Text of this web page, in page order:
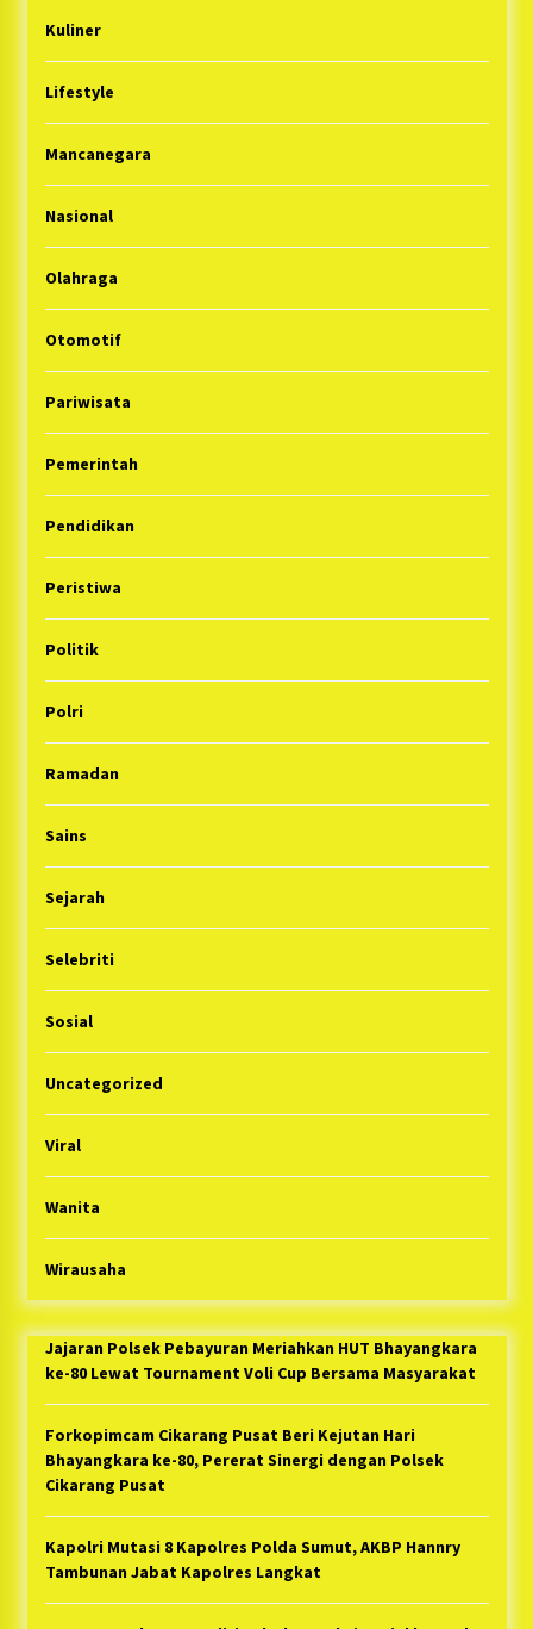
Kuliner
Lifestyle
Mancanegara
Nasional
Olahraga
Otomotif
Pariwisata
Pemerintah
Pendidikan
Peristiwa
Politik
Polri
Ramadan
Sains
Sejarah
Selebriti
Sosial
Uncategorized
Viral
Wanita
Wirausaha
Jajaran Polsek Pebayuran Meriahkan HUT Bhayangkara
ke-80 Lewat Tournament Voli Cup Bersama Masyarakat
Forkopimcam Cikarang Pusat Beri Kejutan Hari
Bhayangkara ke-80, Pererat Sinergi dengan Polsek
Cikarang Pusat
Kapolri Mutasi 8 Kapolres Polda Sumut, AKBP Hannry
Tambunan Jabat Kapolres Langkat